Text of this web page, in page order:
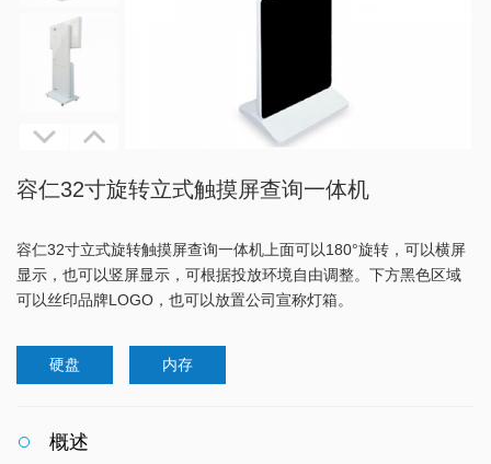
容仁32寸旋转立式触摸屏查询一体机
容仁32寸立式旋转触摸屏查询一体机上面可以180°旋转，可以横屏
显示，也可以竖屏显示，可根据投放环境自由调整。下方黑色区域
可以丝印品牌LOGO，也可以放置公司宣称灯箱。
硬盘 内存
概述